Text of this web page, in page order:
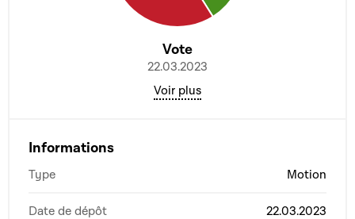
Vote
22.03.2023
Voir plus
Informations
Type Motion
Date de dépôt 22.03.2023